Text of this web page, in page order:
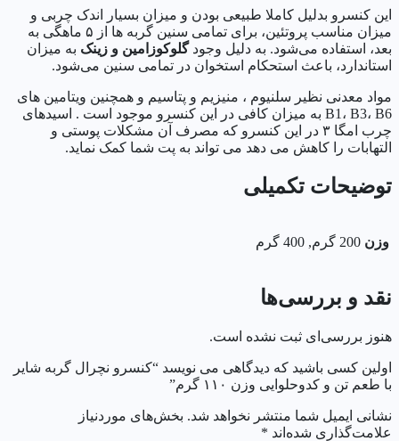
این کنسرو بدلیل کاملا طبیعی بودن و میزان بسیار اندک چربی و
میزان مناسب پروتئین، برای تمامی سنین گربه ها از ۵ ماهگی به
بعد، استفاده می‌شود. به دلیل وجودگلوکوزامین و زینک به میزان
استاندارد، باعث استحکام استخوان در تمامی سنین می‌شود.
مواد معدنی نظیر سلنیوم ، منیزیم و پتاسیم و همچنین ویتامین های
B1، B3، B6 به میزان کافی در این کنسرو موجود است . اسیدهای
چرب امگا ۳ در این کنسرو که مصرف آن مشکلات پوستی و
التهابات را کاهش می دهد می تواند به پت شما کمک نماید.
توضیحات تکمیلی
وزن 200 گرم, 400 گرم
نقد و بررسی‌ها
هنوز بررسی‌ای ثبت نشده است.
اولین کسی باشید که دیدگاهی می نویسد “کنسرو نچرال گربه شایر
با طعم تن و کدوحلوایی وزن ۱۱۰ گرم”
نشانی ایمیل شما منتشر نخواهد شد. بخش‌های موردنیاز
علامت‌گذاری شده‌اند *